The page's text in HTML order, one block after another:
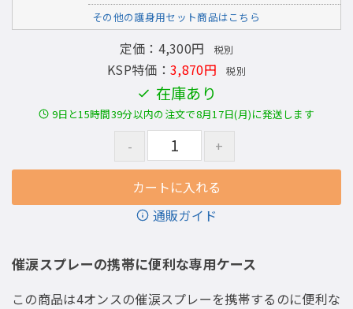
その他の護身用セット商品はこちら
定価：4,300円 税別
KSP特価：3,870円 税別
在庫あり
9日と15時間39分以内の注文で8月17日(月)に発送します
通販ガイド
催涙スプレーの携帯に便利な専用ケース
この商品は4オンスの催涙スプレーを携帯するのに便利な